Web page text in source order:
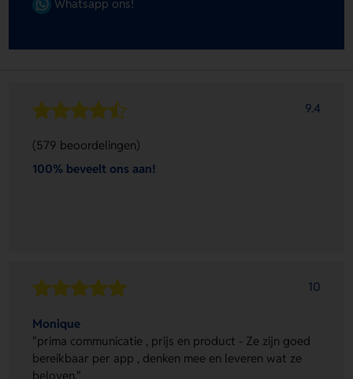
Whatsapp ons!
9.4
(579 beoordelingen)
100% beveelt ons aan!
10
Monique
"prima communicatie , prijs en product - Ze zijn goed
bereikbaar per app , denken mee en leveren wat ze
beloven."